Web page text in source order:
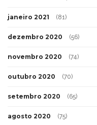
janeiro 2021 (81)
dezembro 2020 (56)
novembro 2020 (74)
outubro 2020 (70)
setembro 2020 (65)
agosto 2020 (75)